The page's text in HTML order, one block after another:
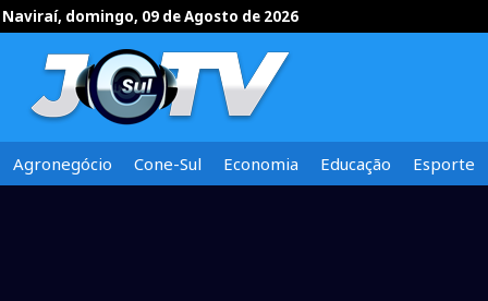
Naviraí, domingo, 09 de Agosto de 2026
Agronegócio Cone-Sul Economia Educação Esporte